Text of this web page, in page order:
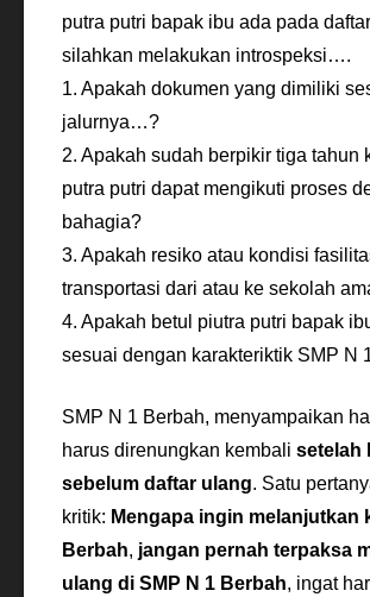
putra putri bapak ibu ada pada
silahkan melakukan introspeksi….
1. Apakah dokumen yang dimiliki
jalurnya…?
2. Apakah sudah berpikir tiga tahun
putra putri dapat mengikuti proses
bahagia?
3. Apakah resiko atau kondisi
transportasi dari atau ke sekolah
4. Apakah betul piutra putri bapak
sesuai dengan karakteriktik SMP N
SMP N 1 Berbah, menyampaikan
harus direnungkan kembali setelah
sebelum daftar ulang. Satu
kritik: Mengapa ingin melanjutkan
Berbah, jangan pernah terpaksa
ulang di SMP N 1 Berbah, ingat